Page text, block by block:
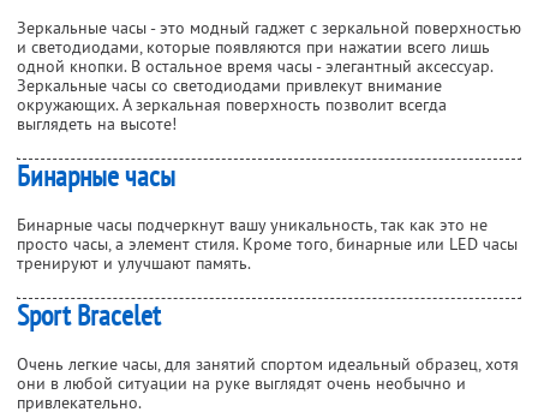
Зеркальные часы - это модный гаджет с зеркальной поверхностью
и светодиодами, которые появляются при нажатии всего лишь
одной кнопки. В остальное время часы - элегантный аксессуар.
Зеркальные часы со светодиодами привлекут внимание
окружающих. А зеркальная поверхность позволит всегда
выглядеть на высоте!
Бинарные часы
Бинарные часы подчеркнут вашу уникальность, так как это не
просто часы, а элемент стиля. Кроме того, бинарные или LED часы
тренируют и улучшают память.
Sport Bracelet
Очень легкие часы, для занятий спортом идеальный образец, хотя
они в любой ситуации на руке выглядят очень необычно и
привлекательно.